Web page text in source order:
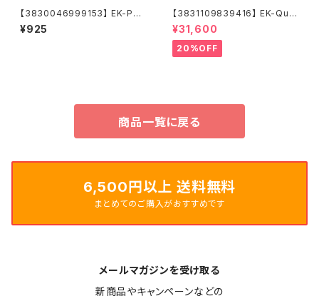
【3830046999153】 EK-PLU
G G1/4
¥925
【3831109839416】 EK-Qua
ntum Surface P560M - Whi
te
¥31,600
20%OFF
商品一覧に戻る
6,500円以上 送料無料
まとめてのご購入がおすすめです
メールマガジンを受け取る
新商品やキャンペーンなどの